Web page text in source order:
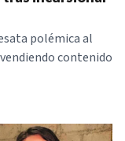
polémica al
contenido